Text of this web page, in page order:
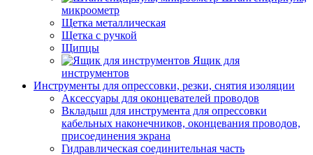
микроометр
Щетка металлическая
Щетка с ручкой
Щипцы
Ящик для
инструментов
Инструменты для опрессовки, резки, снятия изоляции
Аксессуары для оконцевателей проводов
Вкладыш для инструмента для опрессовки
кабельных наконечников, оконцевания проводов,
присоединения экрана
Гидравлическая соединительная часть